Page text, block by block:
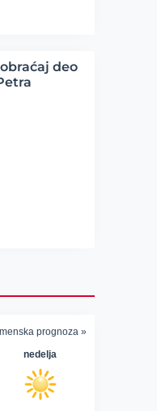
deo